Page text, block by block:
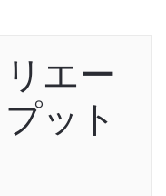
リエー
ット